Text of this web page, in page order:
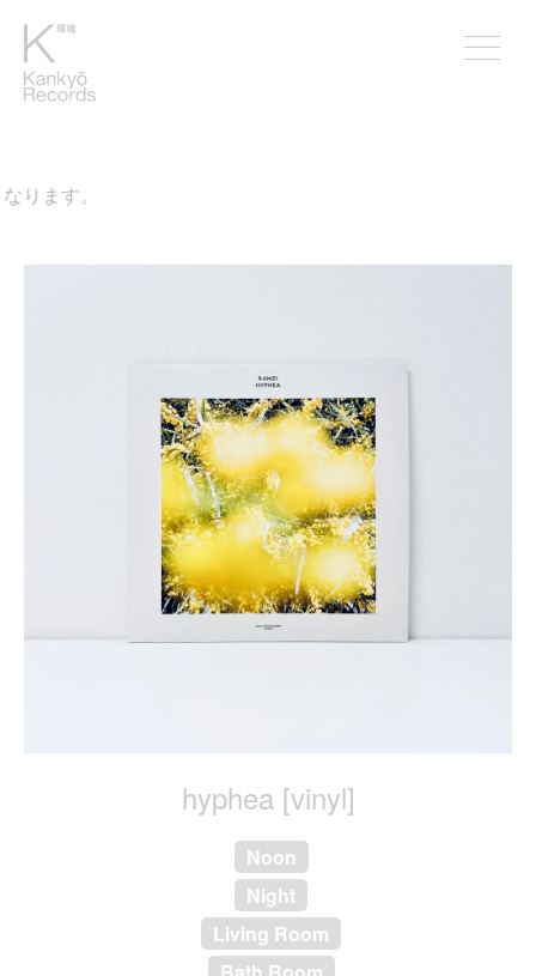
ます。
hyphea [vinyl]
Noon
Night
Living Room